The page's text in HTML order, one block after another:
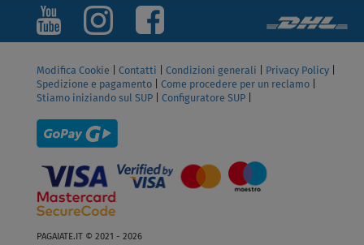
Modifica Cookie Contatti Condizioni generali Privacy Policy
Spedizione e pagamento
Come procedere per un reclamo
Stiamo iniziando sul SUP
Configuratore SUP
PAGAIATE.IT © 2021 - 2026